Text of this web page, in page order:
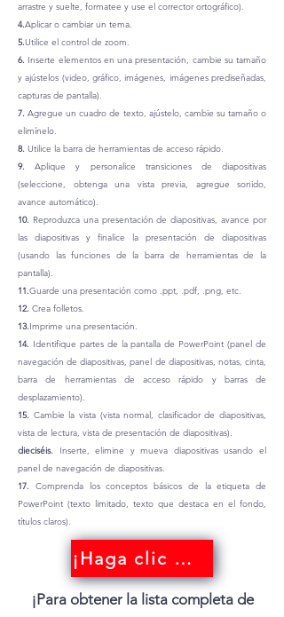
arrastre y suelte, formatee y use el corrector ortográfico).
4.Aplicar o cambiar un tema.
5.Utilice el control de zoom.
6. Inserte elementos en una presentación, cambie su tamaño
y ajústelos (video, gráfico, imágenes, imágenes prediseñadas,
capturas de pantalla).
7. Agregue un cuadro de texto, ajústelo, cambie su tamaño o
elimínelo.
8. Utilice la barra de herramientas de acceso rápido.
9. Aplique y personalice transiciones de diapositivas
(seleccione, obtenga una vista previa, agregue sonido,
avance automático).
10. Reproduzca una presentación de diapositivas, avance por
las diapositivas y finalice la presentación de diapositivas
(usando las funciones de la barra de herramientas de la
pantalla).
11.Guarde una presentación como .ppt, .pdf, .png, etc.
12. Crea folletos.
13.Imprime una presentación.
14. Identifique partes de la pantalla de PowerPoint (panel de
navegación de diapositivas, panel de diapositivas, notas, cinta,
barra de herramientas de acceso rápido y barras de
desplazamiento).
15. Cambie la vista (vista normal, clasificador de diapositivas,
vista de lectura, vista de presentación de diapositivas).
dieciséis. Inserte, elimine y mueva diapositivas usando el
panel de navegación de diapositivas.
17. Comprenda los conceptos básicos de la etiqueta de
PowerPoint (texto limitado, texto que destaca en el fondo,
títulos claros).
¡Haga clic aquí!
¡Para obtener la lista completa de